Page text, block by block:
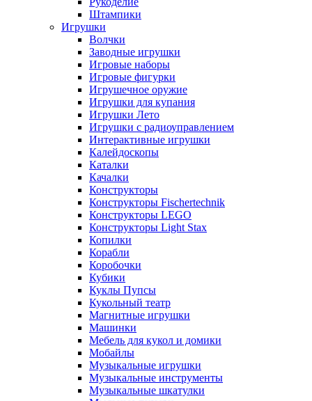
Штампики
Игрушки
Волчки
Заводные игрушки
Игровые наборы
Игровые фигурки
Игрушечное оружие
Игрушки для купания
Игрушки Лето
Игрушки с радиоуправлением
Интерактивные игрушки
Калейдоскопы
Каталки
Качалки
Конструкторы
Конструкторы Fisсhertechnik
Конструкторы LEGO
Конструкторы Light Stax
Копилки
Корабли
Коробочки
Кубики
Куклы Пупсы
Кукольный театр
Магнитные игрушки
Машинки
Мебель для кукол и домики
Мобайлы
Музыкальные игрушки
Музыкальные инструменты
Музыкальные шкатулки